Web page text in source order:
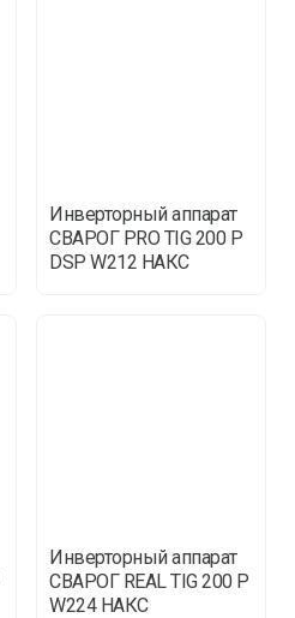
Инверторный аппарат
СВАРОГ PRO TIG 200 P
DSP W212 НАКС
Инверторный аппарат
СВАРОГ REAL TIG 200 P
W224 НАКС